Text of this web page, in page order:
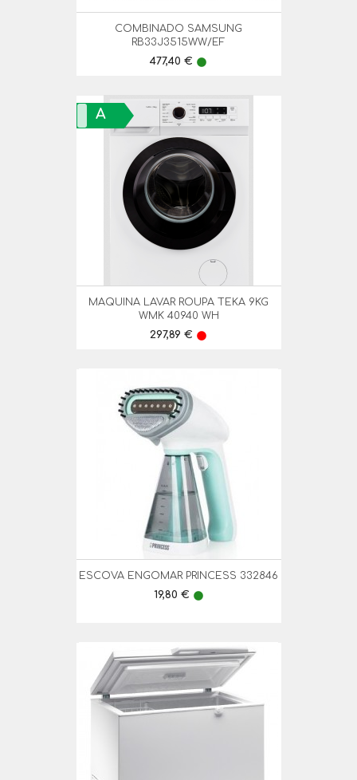
COMBINADO SAMSUNG
RB33J3515WW/EF
Preço
477,40 € lens
MAQUINA LAVAR ROUPA TEKA 9KG
WMK 40940 WH
Preço
297,89 € lens
A
ESCOVA ENGOMAR PRINCESS 332846
Preço
19,80 € lens